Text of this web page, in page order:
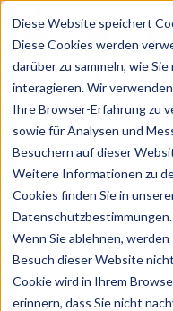
Diese Website speichert
Diese Cookies werden
darüber zu sammeln, wie
interagieren. Wir
Ihre Browser-Erfahrung zu
sowie für Analysen und
Besuchern auf dieser
Weitere Informationen zu
Cookies finden Sie in
Datenschutzbestimmungen.
Wenn Sie ablehnen,
Besuch dieser Website
Cookie wird in Ihrem
erinnern, dass Sie nicht
Features
Solutions
BlogChartsRabatt
Login
Melde dich bei